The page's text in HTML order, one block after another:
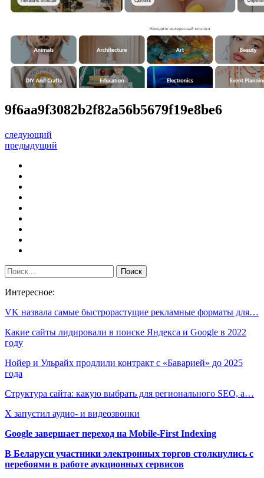
9f6aa9f3082b2f82a56b5679f19e8be6
следующий
предыдущий
Интересное:
VK назвала самые быстрорастущие рекламные форматы для…
Какие сайты лидировали в поиске Яндекса и Google в 2022
году
Нойер и Ульрайх продлили контракт с «Баварией» до 2025
года
Структура сайта: какую выбрать для регионального SEO, а…
Х запустил аудио- и видеозвонки
Google завершает переход на Mobile-First Indexing
В Беларуси участники электронных торгов столкнулись с
перебоями в работе аукционных сервисов